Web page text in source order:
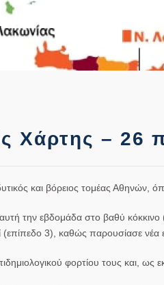
Χάρτης – 26
και βόρειος τομέας Αθηνών,
την εβδομάδα στο βαθύ
3), καθώς παρουσίασε νέα
φορτίου τους και, ως